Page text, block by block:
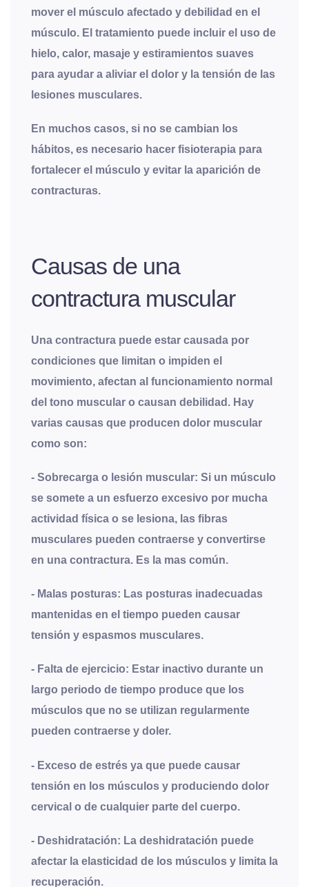
mover el músculo afectado y debilidad en el
músculo. El tratamiento puede incluir el uso de
hielo, calor, masaje y estiramientos suaves
para ayudar a aliviar el dolor y la tensión de las
lesiones musculares.
En muchos casos, si no se cambian los
hábitos, es necesario hacer fisioterapia para
fortalecer el músculo y evitar la aparición de
contracturas.
Causas de una
contractura muscular
Una contractura puede estar causada por
condiciones que limitan o impiden el
movimiento, afectan al funcionamiento normal
del tono muscular o causan debilidad. Hay
varias causas que producen dolor muscular
como son:
- Sobrecarga o lesión muscular: Si un músculo
se somete a un esfuerzo excesivo por mucha
actividad física o se lesiona, las fibras
musculares pueden contraerse y convertirse
en una contractura. Es la mas común.
- Malas posturas: Las posturas inadecuadas
mantenidas en el tiempo pueden causar
tensión y espasmos musculares.
- Falta de ejercicio: Estar inactivo durante un
largo periodo de tiempo produce que los
músculos que no se utilizan regularmente
pueden contraerse y doler.
- Exceso de estrés ya que puede causar
tensión en los músculos y produciendo dolor
cervical o de cualquier parte del cuerpo.
- Deshidratación: La deshidratación puede
afectar la elasticidad de los músculos y limita la
recuperación.